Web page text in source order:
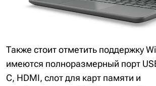
Также стоит отметить поддержку
имеются полноразмерный порт
C, HDMI, слот для карт памяти и